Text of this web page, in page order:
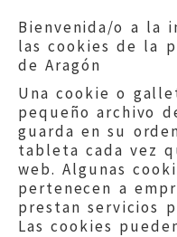
Bienvenida/o a la
las cookies de la
de Aragón
Una cookie o
pequeño archivo
guarda en su
tableta cada vez
web. Algunas
pertenecen a
prestan servicios
Las cookies